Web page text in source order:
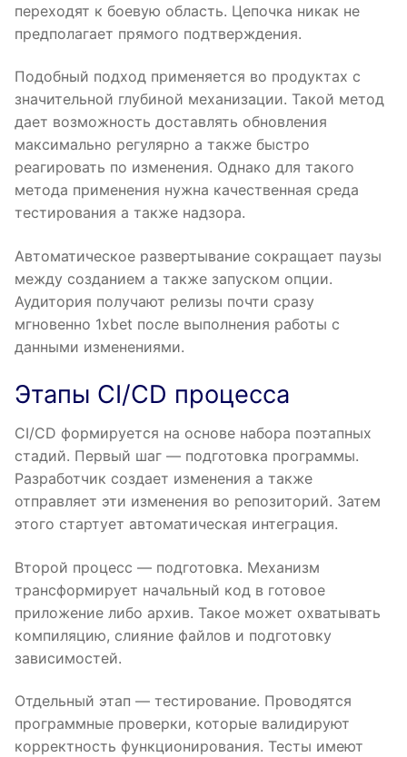
переходят к боевую область. Цепочка никак не
предполагает прямого подтверждения.
Подобный подход применяется во продуктах с
значительной глубиной механизации. Такой метод
дает возможность доставлять обновления
максимально регулярно а также быстро
реагировать по изменения. Однако для такого
метода применения нужна качественная среда
тестирования а также надзора.
Автоматическое развертывание сокращает паузы
между созданием а также запуском опции.
Аудитория получают релизы почти сразу
мгновенно 1xbet после выполнения работы с
данными изменениями.
Этапы CI/CD процесса
CI/CD формируется на основе набора поэтапных
стадий. Первый шаг — подготовка программы.
Разработчик создает изменения а также
отправляет эти изменения во репозиторий. Затем
этого стартует автоматическая интеграция.
Второй процесс — подготовка. Механизм
трансформирует начальный код в готовое
приложение либо архив. Такое может охватывать
компиляцию, слияние файлов и подготовку
зависимостей.
Отдельный этап — тестирование. Проводятся
программные проверки, которые валидируют
корректность функционирования. Тесты имеют